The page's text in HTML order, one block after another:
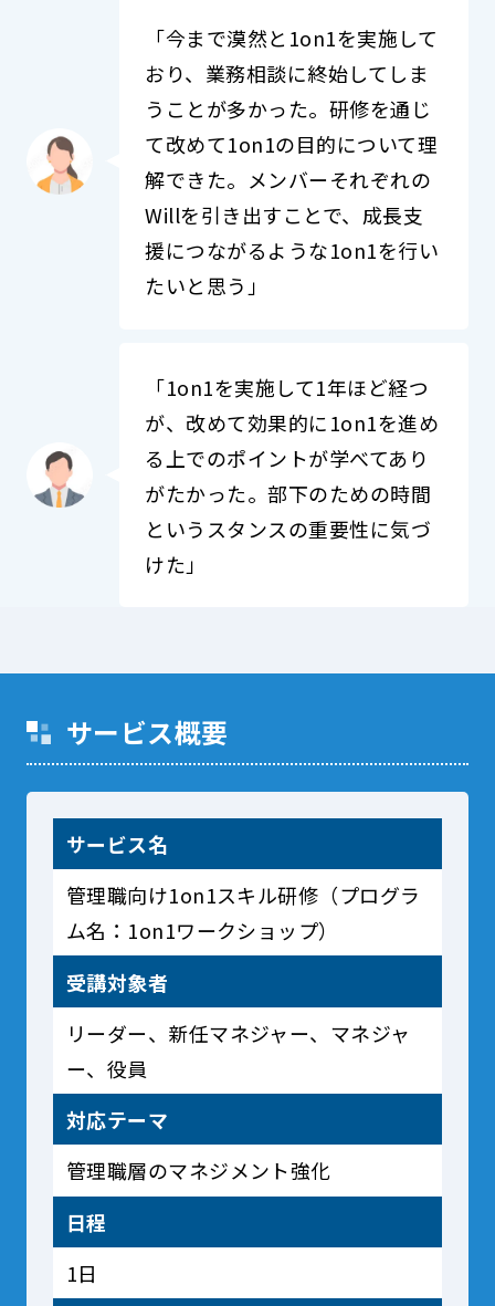
「今まで漠然と1on1を実施して
おり、業務相談に終始してしま
うことが多かった。研修を通じ
て改めて1on1の目的について理
解できた。メンバーそれぞれの
Willを引き出すことで、成長支
援につながるような1on1を行い
たいと思う」
「1on1を実施して1年ほど経つ
が、改めて効果的に1on1を進め
る上でのポイントが学べてあり
がたかった。部下のための時間
というスタンスの重要性に気づ
けた」
サービス概要
サービス名
管理職向け1on1スキル研修（プログラ
ム名：1on1ワークショップ）
受講対象者
リーダー、新任マネジャー、マネジャ
ー、役員
対応テーマ
管理職層のマネジメント強化
日程
1日